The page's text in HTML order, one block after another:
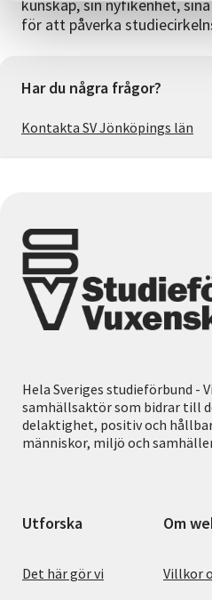
kunskap, sin nyfikenhet,
för att påverka
Har du några frågor?
Kontakta SV Jönköpings län
Hela Sveriges studieförbund -
samhällsaktör som bidrar till
delaktighet, positiv och
människor, miljö och
Utforska
Det här gör vi
Om
Villkor